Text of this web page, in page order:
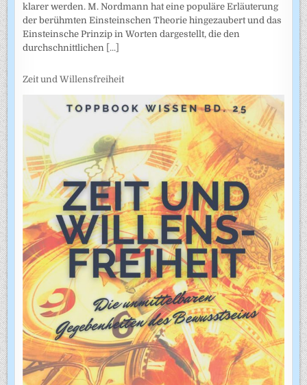
klarer werden. M. Nordmann hat eine populäre Erläuterung
der berühmten Einsteinschen Theorie hingezaubert und das
Einsteinsche Prinzip in Worten dargestellt, die den
durchschnittlichen [...]
Zeit und Willensfreiheit